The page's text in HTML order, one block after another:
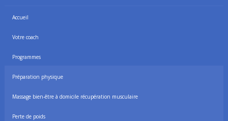
Accueil
Votre coach
Programmes
Préparation physique
Massage bien-être à domicile récupération musculaire
Perte de poids